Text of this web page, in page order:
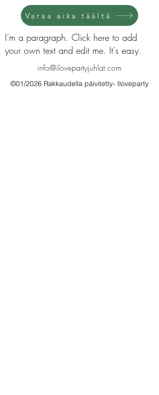
Varaa aika täältä
I'm a paragraph. Click here to add
your own text and edit me. It's easy.
info@ilovepartyjuhlat.com
©01/2026 Rakkaudella päivitetty- Iloveparty